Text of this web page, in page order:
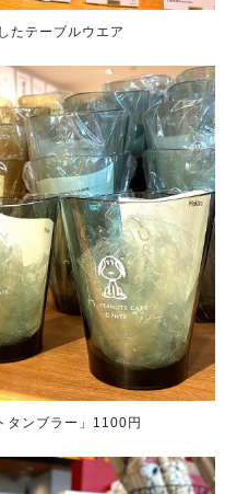
たテーブルウエア
タンブラー」1100円